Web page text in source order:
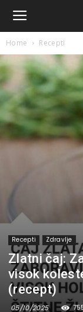
Home Recepti
Recepti Zdravlje
Zlatni čaj:
visok
(recept)
05/10/2025